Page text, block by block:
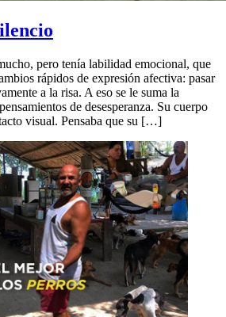
pero tenía labilidad emocional, que
rápidos de expresión afectiva: pasar
a la risa. A eso se le suma la
de desesperanza. Su cuerpo
visual. Pensaba que su […]